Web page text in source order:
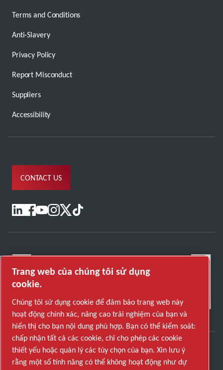
Terms and Conditions
Anti-Slavery
Privacy Policy
Report Misconduct
Suppliers
Accessibility
CONTACT US
Khám phá cách Atlas Copco Group cung cấp công
Trang web của chúng tôi sử dụng
cookie.
Chúng tôi sử dụng cookie để đảm bảo trang web này
hoạt động chính xác, nâng cao trải nghiệm của bạn và
hiển thị cho bạn nội dung phù hợp. Bạn có thể kiểm soát:
chấp nhận tất cả các cookie, chỉ cho phép các cookie
thiết yếu hoặc quản lý các tùy chọn của bạn. Xin lưu ý
rằng một số tính năng có thể không hoạt động như dự